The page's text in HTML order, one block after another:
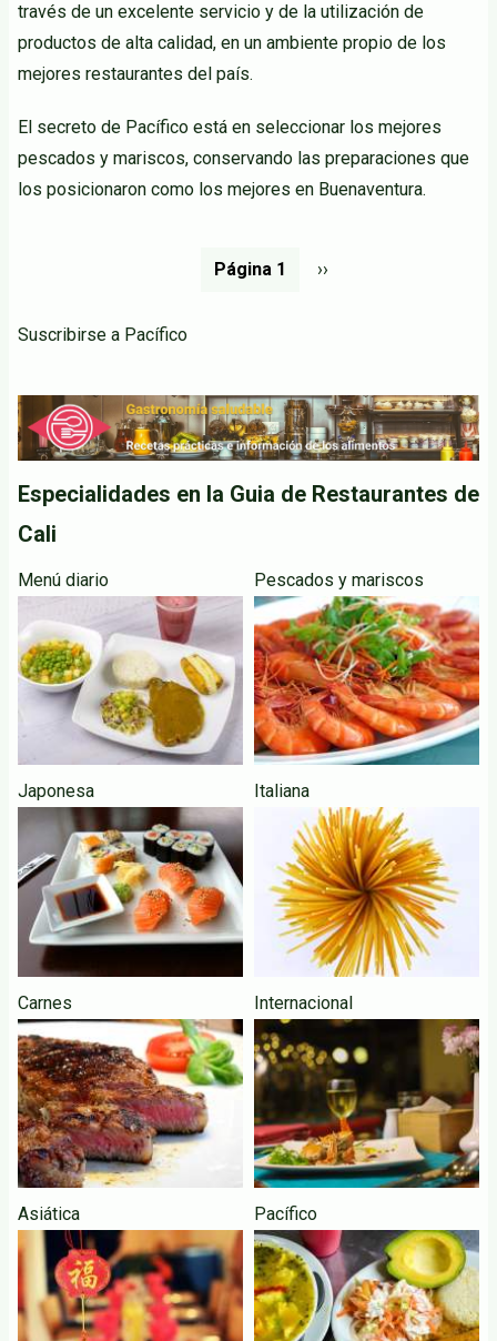
través de un excelente servicio y de la utilización de
productos de alta calidad, en un ambiente propio de los
mejores restaurantes del país.
El secreto de Pacífico está en seleccionar los mejores
pescados y mariscos, conservando las preparaciones que
los posicionaron como los mejores en Buenaventura.
Página 1
Siguiente
››
Suscribirse a Pacífico
Especialidades en la Guia de Restaurantes de
Cali
Menú diario Pescados y mariscos
Japonesa Italiana
Carnes Internacional
Asiática Pacífico